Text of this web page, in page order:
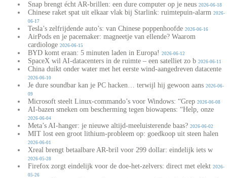
Snap brengt écht AR-brillen: een dure computer op je neus 2026-06-18
Chinese raket spat uit elkaar vlak bij Starlink: ruimtepuin-alarm 2026-
06-17
Tesla’s zelfrijdende auto’s: van Chinese poppenhoofde 2026-06-16
AirPods en je pacemaker: magneetje van ellende? Waarom
cardiologe 2026-06-15
BYD komt eraan: 5 minuten laden in Europa! 2026-06-12
SpaceX wil AI-datacenters in de ruimte – een satelliet zo b 2026-06-11
China duikt onder water met het eerste wind-aangedreven datacente
2026-06-10
Je dure soundbar kan je PC hacken… terwijl hij gewoon aans 2026-06-
09
Microsoft steelt Linux-commando’s voor Windows: “Grep 2026-06-08
AI-bazen smeken om bescherming tegen biowapens: “Help, onze
2026-06-04
Meta’s AI-hanger: je nieuwe altijd-meeluisterende baas? 2026-06-02
MIT lost een groot lithium-probleem op: goedkoop uit steen halen
2026-06-01
Xreal brengt betaalbare AR-bril voor 299 dollar: eindelijk iets w
2026-05-28
Firefox zorgt eindelijk voor de doe-het-zelvers: direct met elekt 2026-
05-26